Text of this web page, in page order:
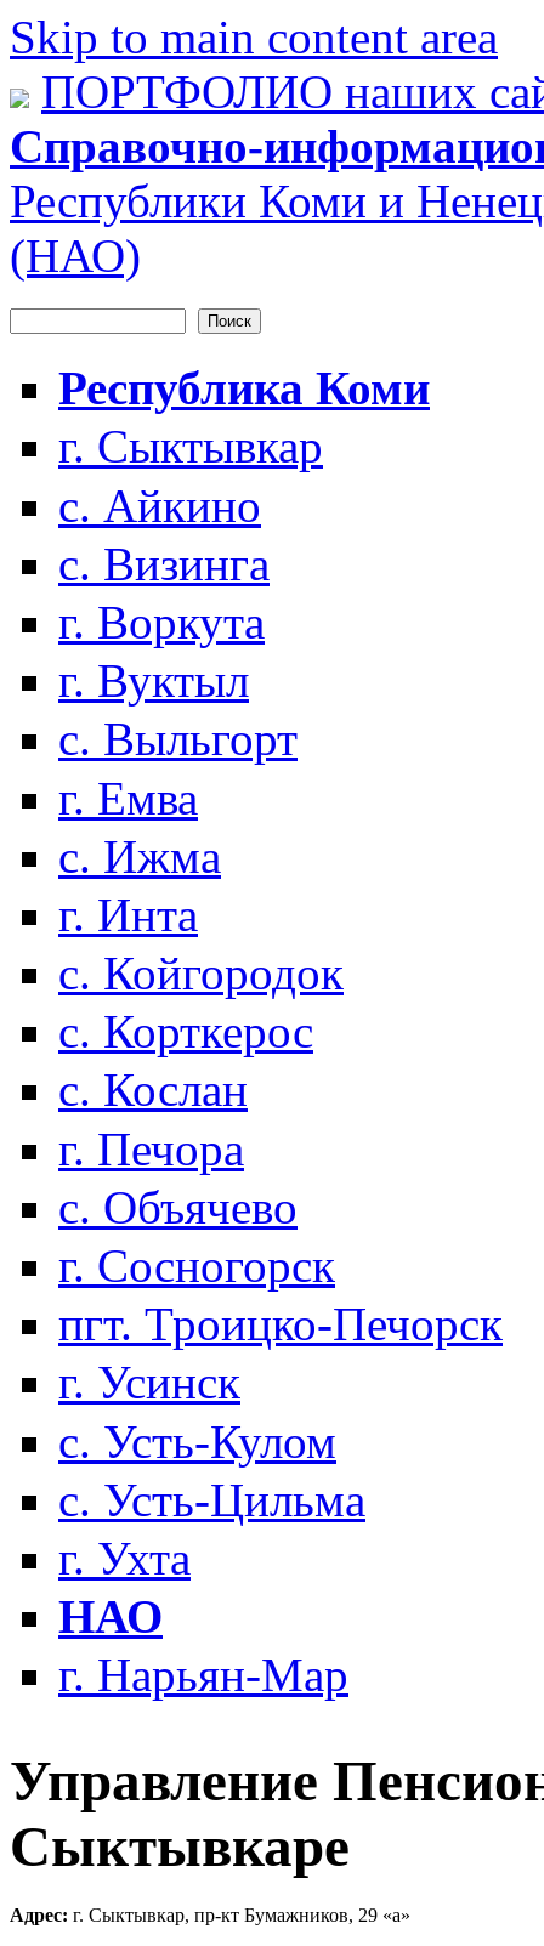
Skip to main content area
ПОРТФОЛИО наших
Справочно-
Республики Коми и
(НАО)
Форма поиска
Республика Коми
г. Сыктывкар
с. Айкино
с. Визинга
г. Воркута
г. Вуктыл
с. Выльгорт
г. Емва
с. Ижма
г. Инта
с. Койгородок
с. Корткерос
с. Кослан
г. Печора
с. Объячево
г. Сосногорск
пгт. Троицко-Печорск
г. Усинск
с. Усть-Кулом
с. Усть-Цильма
г. Ухта
НАО
г. Нарьян-Мар
Управление
Сыктывкаре
Адрес: г. Сыктывкар, пр-кт Бумажников, 29 «а»